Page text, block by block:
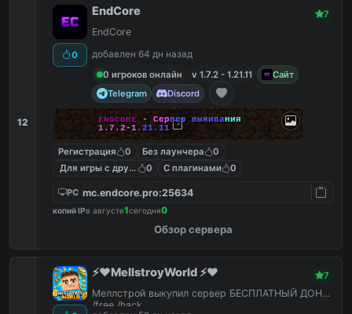
12
0
EndCore 7
EndCore
добавлен 64 дн назад
0 игроков онлайн
v 1.7.2 - 1.21.11
Сайт
Telegram
Discord
ᴇɴᴅᴄᴏʀᴇ - Сервер выживания
1. 7. 2-1. 21. 11
Регистрация 0 Без лаунчера
0
Для игры с другом0 С плагинами 0
PC mc.endcore.pro:25634
копий IPв августе1сегодня0
Обзор сервера
⚡️❤️MellstroyWorld ⚡️❤️ 7
Меллстрой выкупил сервер БЕСПЛАТНЫЙ ДОНАТ
/free /hack